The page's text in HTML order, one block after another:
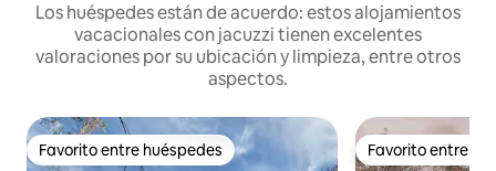
Los huéspedes están de acuerdo: estos alojamientos
vacacionales con jacuzzi tienen excelentes
valoraciones por su ubicación y limpieza, entre otros
aspectos.
Favorito entre huéspedes
Favorito entre huéspedes Favorito entre
Favorito entre